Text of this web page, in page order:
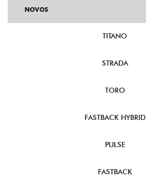
NOVOS
TITANO
STRADA
TORO
FASTBACK HYBRID
PULSE
FASTBACK